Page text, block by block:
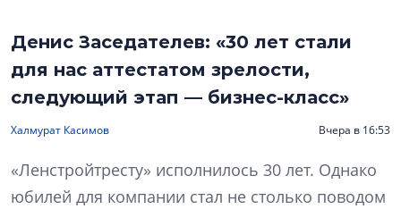
Денис Заседателев: «30 лет стали
для нас аттестатом зрелости,
следующий этап — бизнес-класс»
Халмурат Касимов Вчера в 16:53
«Ленстройтресту» исполнилось 30 лет. Однако
юбилей для компании стал не столько поводом